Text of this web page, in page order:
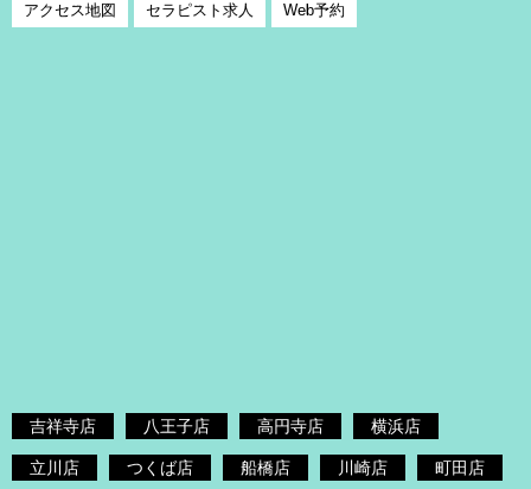
アクセス地図 セラピスト求人 Web予約
吉祥寺店 八王子店 高円寺店 横浜店
立川店 つくば店 船橋店 川崎店 町田店